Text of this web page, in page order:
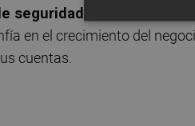
seguridad acusará este
en el crecimiento del
cuentas.